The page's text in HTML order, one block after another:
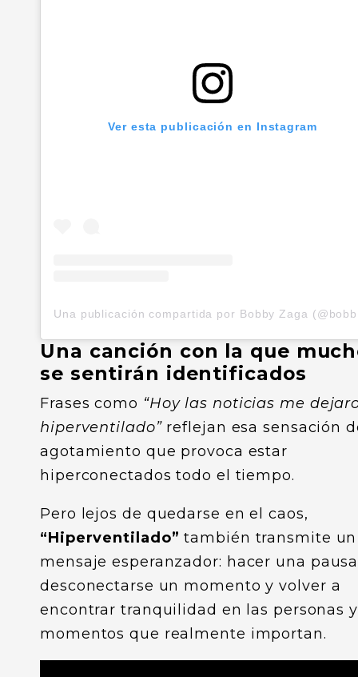
Ver esta publicación en Instagram
Una canción con la que
se sentirán identificados
Frases como “Hoy las noticias me
hiperventilado”reflejan esa sensación
agotamiento que provoca estar
hiperconectados todo el tiempo.
Pero lejos de quedarse en el caos,
“Hiperventilado” también transmite un
mensaje esperanzador: hacer una
desconectarse un momento y volver a
encontrar tranquilidad en las personas
momentos que realmente importan.